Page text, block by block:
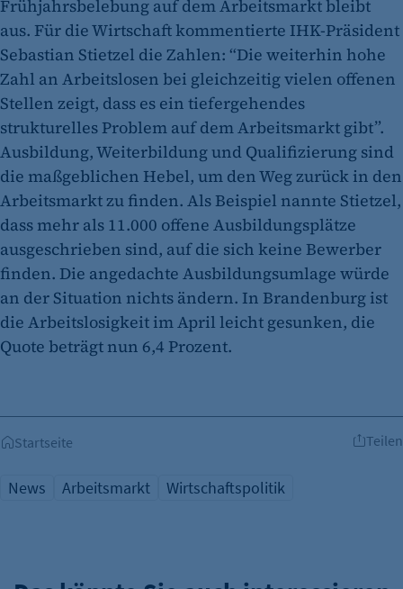
Frühjahrsbelebung auf dem Arbeitsmarkt bleibt
aus. Für die Wirtschaft kommentierte IHK-Präsident
Sebastian Stietzel die Zahlen: “Die weiterhin hohe
Zahl an Arbeitslosen bei gleichzeitig vielen offenen
Stellen zeigt, dass es ein tiefergehendes
strukturelles Problem auf dem Arbeitsmarkt gibt”.
Ausbildung, Weiterbildung und Qualifizierung sind
die maßgeblichen Hebel, um den Weg zurück in den
Arbeitsmarkt zu finden. Als Beispiel nannte Stietzel,
dass mehr als 11.000 offene Ausbildungsplätze
ausgeschrieben sind, auf die sich keine Bewerber
finden. Die angedachte Ausbildungsumlage würde
an der Situation nichts ändern. In Brandenburg ist
die Arbeitslosigkeit im April leicht gesunken, die
Quote beträgt nun 6,4 Prozent.
Startseite Teilen
News Arbeitsmarkt Wirtschaftspolitik